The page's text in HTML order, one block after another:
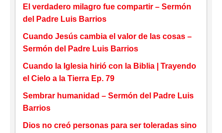
El verdadero milagro fue compartir – Sermón
del Padre Luis Barrios
Cuando Jesús cambia el valor de las cosas –
Sermón del Padre Luis Barrios
Cuando la Iglesia hirió con la Biblia | Trayendo
el Cielo a la Tierra Ep. 79
Sembrar humanidad – Sermón del Padre Luis
Barrios
Dios no creó personas para ser toleradas sino